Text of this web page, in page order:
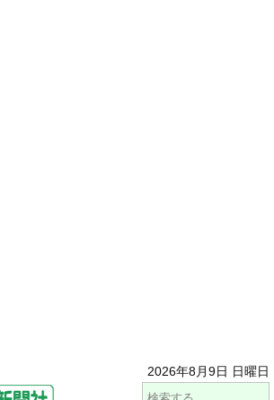
2026年8月9日 日曜日